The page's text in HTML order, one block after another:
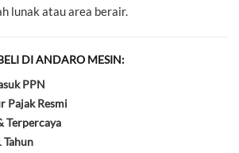
lunak atau area berair.
DI ANDARO MESIN:
PPN
Pajak Resmi
Terpercaya
Tahun